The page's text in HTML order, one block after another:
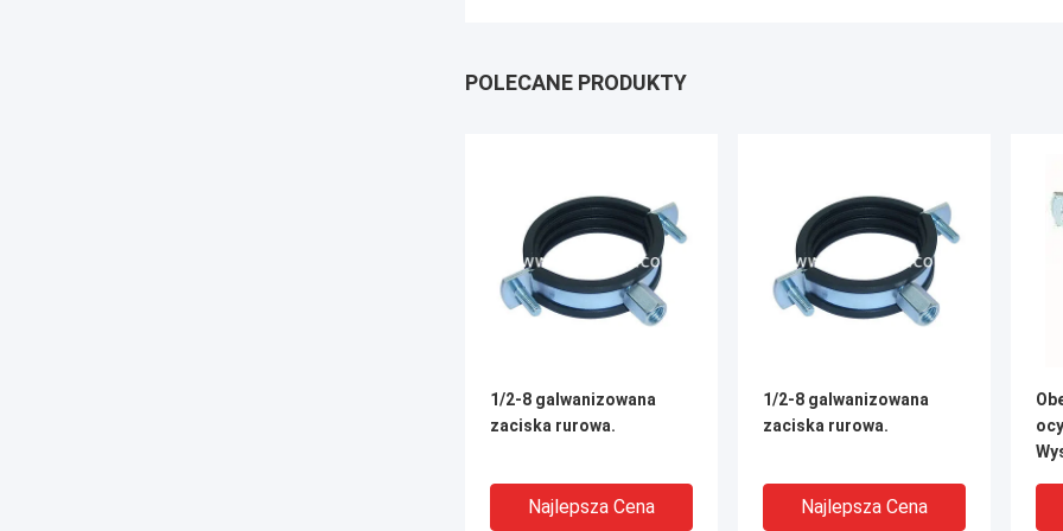
POLECANE PRODUKTY
1/2-8 galwanizowana
zaciska rurowa.
Najlepsza Cena
1/2-8 galwanizowana
zaciska rurowa.
Najlepsza Cena